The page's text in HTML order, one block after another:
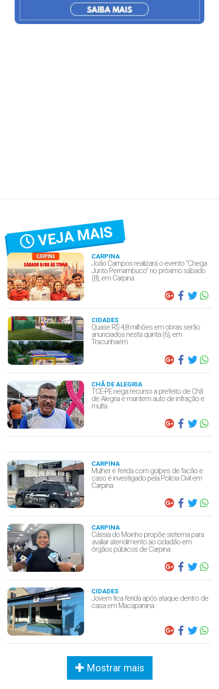
VEJA MAIS
CARPINA
João Campos realizará o evento “Chega
Junto Pernambuco” no próximo sábado
(8), em Carpina
CIDADES
Quase R$ 4,8 milhões em obras serão
anunciados nesta quinta (6), em
Tracunhaém
CHÃ DE ALEGRIA
TCE-PE nega recurso a prefeito de Chã
de Alegria e mantem auto de infração e
multa
CARPINA
Mulher é ferida com golpes de facão e
caso é investigado pela Polícia Civil em
Carpina
CARPINA
Cássia do Moinho propõe sistema para
avaliar atendimento ao cidadão em
órgãos públicos de Carpina
CIDADES
Jovem fica ferida após ataque dentro de
casa em Macaparana
Mostrar mais